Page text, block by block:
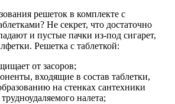
решеток в комплекте с
Не секрет, что достаточно
и пустые пачки из-под сигарет,
Решетка с таблеткой:
от засоров;
входящие в состав таблетки,
на стенках сантехники
налета;